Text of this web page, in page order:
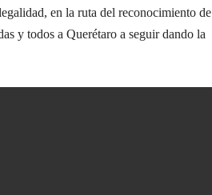
en la ruta del reconocimiento de
y todos a Querétaro a seguir dando la